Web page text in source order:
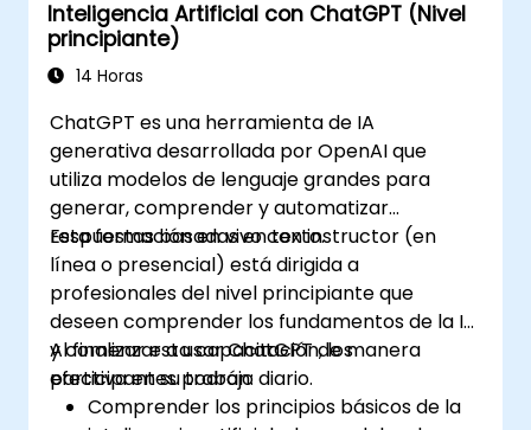
Inteligencia Artificial con ChatGPT (Nivel
principiante)
14 Horas
ChatGPT es una herramienta de IA
generativa desarrollada por OpenAI que
utiliza modelos de lenguaje grandes para
generar, comprender y automatizar
respuestas basadas en texto.
Esta formación en vivo con instructor (en
línea o presencial) está dirigida a
profesionales del nivel principiante que
deseen comprender los fundamentos de la IA
y comenzar a usar ChatGPT de manera
efectiva en su trabajo diario.
Al finalizar esta capacitación, los
participantes podrán:
Comprender los principios básicos de la